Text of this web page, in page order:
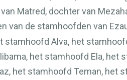
Matred, dochter van
van de stamhoofden van
stamhoofd Alva, het
het stamhoofd Ela, het
het stamhoofd Teman, het